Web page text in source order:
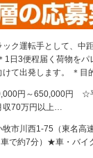
ック運転手として、中
1日3便程届く荷物をパ
けて出発します。 ＊
円～650,000円 ☆
収70万円以上…
牧市川西1-75（東名高
で約7分）★車・バイ